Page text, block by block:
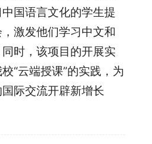
国语言文化的学生提
激发他们学习中文和
时，该项目的开展实
“云端授课”的实践，为
际交流开辟新增长